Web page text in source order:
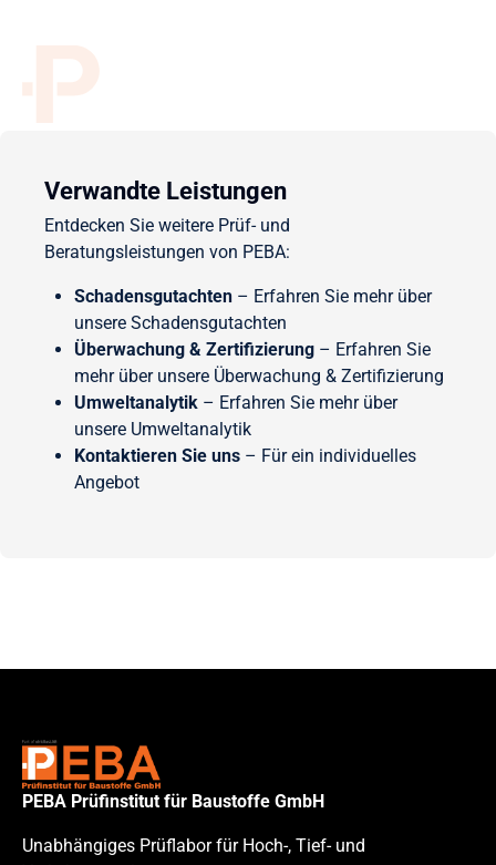
Verwandte Leistungen
Entdecken Sie weitere Prüf- und
Beratungsleistungen von PEBA:
Schadensgutachten – Erfahren Sie mehr über
unsere Schadensgutachten
Überwachung & Zertifizierung – Erfahren Sie
mehr über unsere Überwachung & Zertifizierung
Umweltanalytik – Erfahren Sie mehr über
unsere Umweltanalytik
Kontaktieren Sie uns – Für ein individuelles
Angebot
PEBA Prüfinstitut für Baustoffe GmbH
Unabhängiges Prüflabor für Hoch-, Tief- und